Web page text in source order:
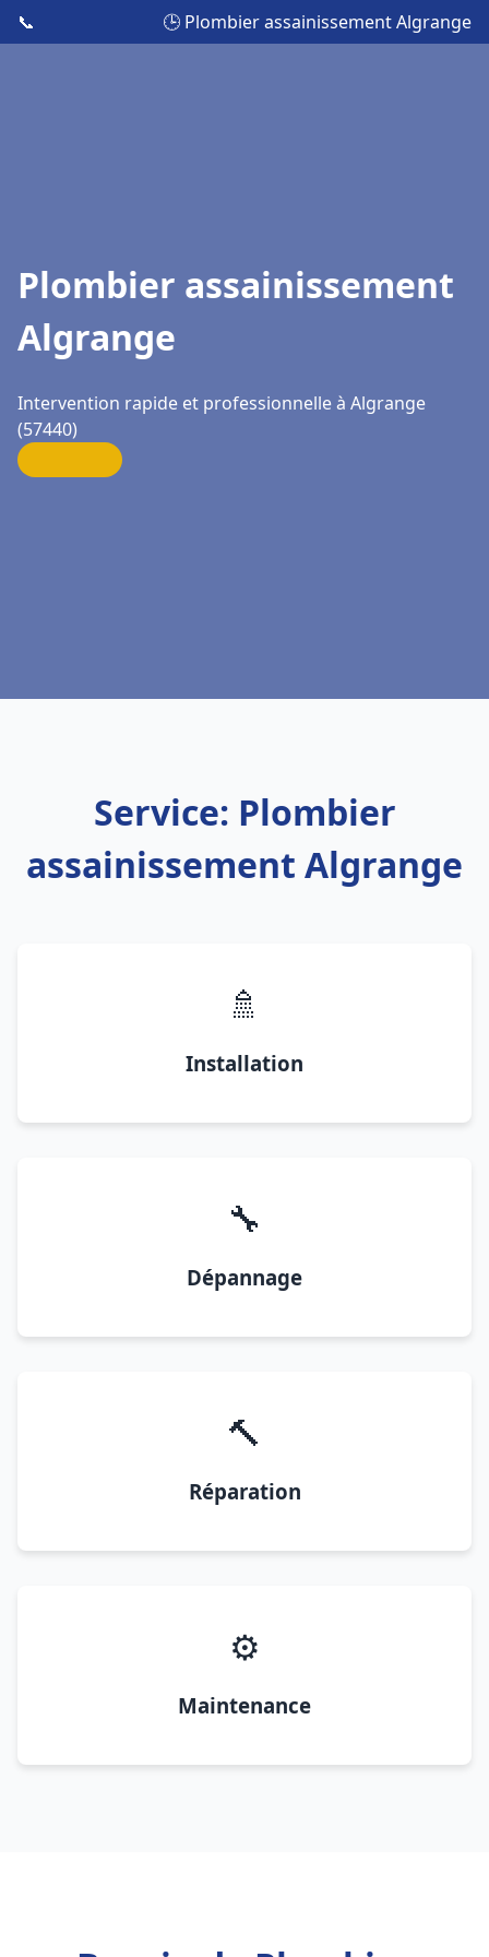
📞 🕒 Plombier assainissement Algrange
Plombier assainissement
Algrange
Intervention rapide et professionnelle à Algrange
(57440)
Service: Plombier
assainissement Algrange
🚿
Installation
🔧
Dépannage
🔨
Réparation
⚙️
Maintenance